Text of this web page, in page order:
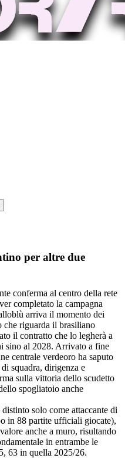
per altre due
conferma al centro della rete
completato la campagna
arriva il momento dei
riguarda il brasiliano
il contratto che lo legherà a
sino al 2028. Arrivato a fine
centrale verdeoro ha saputo
squadra, dirigenza e
sulla vittoria dello scudetto
spogliatoio anche
solo come attaccante di
in 88 partite ufficiali giocate),
anche a muro, risultando
in entrambe le
63 in quella 2025/26.